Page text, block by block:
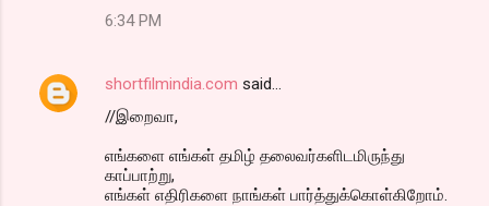
6:34 PM
shortfilmindia.com said…
//இறைவா,
எங்களை எங்கள் தமிழ் தலைவர்களிடமிருந்து
காப்பாற்று,
எங்கள் எதிரிகளை நாங்கள் பார்த்துக்கொள்கிறோம்.